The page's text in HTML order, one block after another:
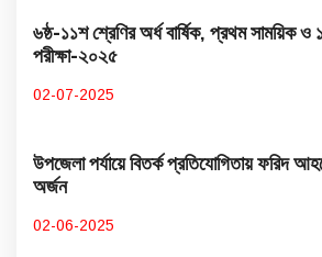
৬ষ্ঠ-১১শ শ্রেণির অর্ধ বার্ষিক, প্রথম সাময়িক ও
পরীক্ষা-২০২৫
02-07-2025
উপজেলা পর্যায়ে বিতর্ক প্রতিযোগিতায় ফরিদ
অর্জন
02-06-2025